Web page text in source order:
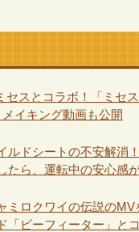
セスとコラボ！「ミセ
メイキング動画も公開
ルドシートの不安解消
たら、運転中の安心感
ミロクワイの伝説のMV
「ビーフィーター」と